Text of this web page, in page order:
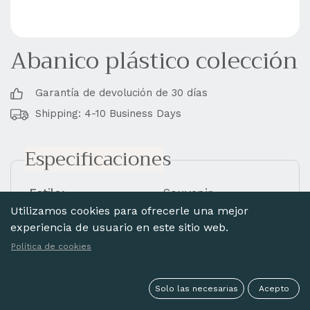
Abanico plástico colección
Garantía de devolución de 30 días
Shipping: 4-10 Business Days
Especificaciones
Estilo:
Souvenir
Material
Plástico
Impreso
23
Utilizamos cookies para ofrecerle una mejor
experiencia de usuario en este sitio web.
Política de cookies
Solo las necesarias Acepto